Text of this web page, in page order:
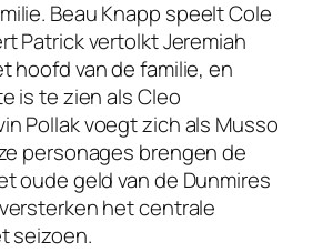
Beau Knapp speelt Cole
Patrick vertolkt Jeremiah
hoofd van de familie, en
is te zien als Cleo
Pollak voegt zich als Musso
personages brengen de
oude geld van de Dunmires
het centrale
seizoen.